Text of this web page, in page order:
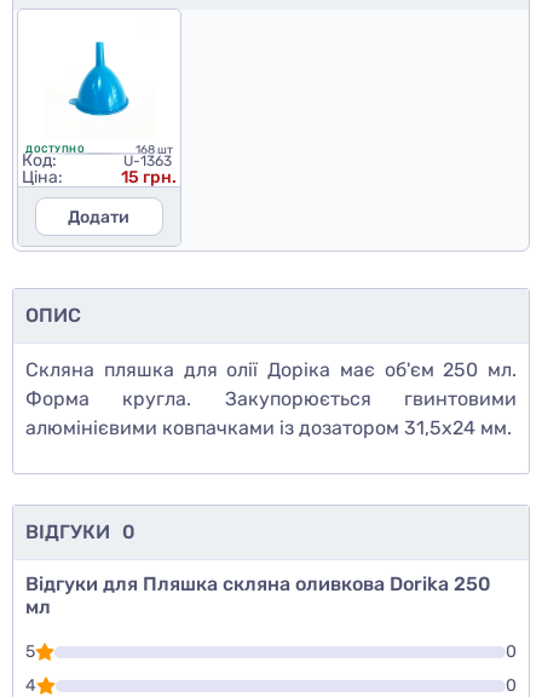
ДОСТУПНО 168 шт
Код: U-1363
Ціна:
15 грн.
Додати
ОПИС
Скляна пляшка для олії Доріка має об'єм 250 мл.
Форма кругла. Закупорюється гвинтовими
алюмінієвими ковпачками із дозатором 31,5х24 мм.
ВІДГУКИ 0
Відгуки для Пляшка скляна оливкова Dorika 250
мл
5
0
4
0